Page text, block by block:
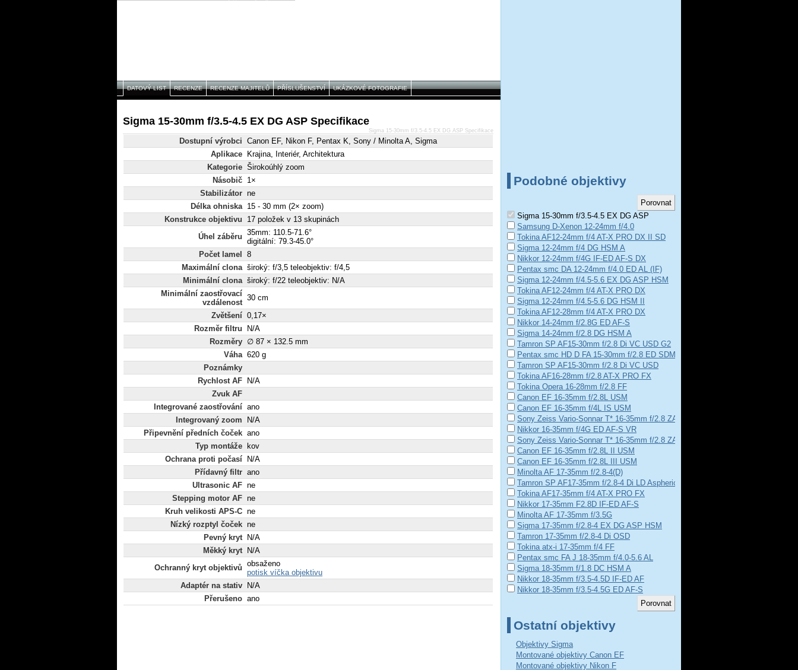
DATOVÝ LIST RECENZE RECENZE MAJITELŮ PŘÍSLUŠENSTVÍ UKÁZKOVÉ FOTOGRAFIE
Sigma 15-30mm f/3.5-4.5 EX DG ASP Specifikace
Dostupní výrobci Canon EF, Nikon F, Pentax K, Sony / Minolta A, Sigma
Aplikace
Krajina, Interiér, Architektura
Kategorie Širokoúhlý zoom
Násobič 1×
Stabilizátor ne
Délka ohniska 15 - 30 mm (2× zoom)
Konstrukce objektivu
17 položek v 13 skupinách
Úhel záběru 35mm: 110.5-71.6°
digitální: 79.3-45.0°
Počet lamel
8
Maximální clona široký: f/3,5 teleobjektiv: f/4,5
Minimální clona široký: f/22 teleobjektiv: N/A
Minimální zaostřovací
vzdálenost
30 cm
Zvětšení 0,17×
Rozměr filtru
N/A
Rozměry ∅ 87 × 132.5 mm
Váha 620 g
Poznámky
Rychlost AF
N/A
Zvuk AF
Integrované zaostřování ano
Integrovaný zoom
N/A
Připevnění předních čoček ano
Typ montáže
kov
Ochrana proti počasí
N/A
Přídavný filtr ano
Ultrasonic AF ne
Stepping motor AF ne
Kruh velikosti APS-C ne
Nízký rozptyl čoček ne
Pevný kryt
N/A
Měkký kryt
N/A
Ochranný kryt objektivů obsaženo
potisk víčka objektivu
Adaptér na stativ
N/A
Přerušeno ano
Sigma 15-30mm f/3.5-4.5 EX DG ASP Specifikace
Podobné objektivy
Sigma 15-30mm f/3.5-4.5 EX DG ASP
Samsung D-Xenon 12-24mm f/4.0
Tokina AF12-24mm f/4 AT-X PRO DX II SD
Sigma 12-24mm f/4 DG HSM A
Nikkor 12-24mm f/4G IF-ED AF-S DX
Pentax smc DA 12-24mm f/4.0 ED AL (IF)
Sigma 12-24mm f/4.5-5.6 EX DG ASP HSM
Tokina AF12-24mm f/4 AT-X PRO DX
Sigma 12-24mm f/4.5-5.6 DG HSM II
Tokina AF12-28mm f/4 AT-X PRO DX
Nikkor 14-24mm f/2.8G ED AF-S
Sigma 14-24mm f/2.8 DG HSM A
Tamron SP AF15-30mm f/2.8 Di VC USD G2
Pentax smc HD D FA 15-30mm f/2.8 ED SDM WR
Tamron SP AF15-30mm f/2.8 Di VC USD
Tokina AF16-28mm f/2.8 AT-X PRO FX
Tokina Opera 16-28mm f/2.8 FF
Canon EF 16-35mm f/2.8L USM
Canon EF 16-35mm f/4L IS USM
Sony Zeiss Vario-Sonnar T* 16-35mm f/2.8 ZA SSM
Nikkor 16-35mm f/4G ED AF-S VR
Sony Zeiss Vario-Sonnar T* 16-35mm f/2.8 ZA SSM II
Canon EF 16-35mm f/2.8L II USM
Canon EF 16-35mm f/2.8L III USM
Minolta AF 17-35mm f/2.8-4(D)
Tamron SP AF17-35mm f/2.8-4 Di LD Aspherical
Tokina AF17-35mm f/4 AT-X PRO FX
Nikkor 17-35mm F2.8D IF-ED AF-S
Minolta AF 17-35mm f/3.5G
Sigma 17-35mm f/2.8-4 EX DG ASP HSM
Tamron 17-35mm f/2.8-4 Di OSD
Tokina atx-i 17-35mm f/4 FF
Pentax smc FA J 18-35mm f/4.0-5.6 AL
Sigma 18-35mm f/1.8 DC HSM A
Nikkor 18-35mm f/3.5-4.5D IF-ED AF
Nikkor 18-35mm f/3.5-4.5G ED AF-S
Ostatní objektivy
Objektivy Sigma
Montované objektivy Canon EF
Montované objektivy Nikon F